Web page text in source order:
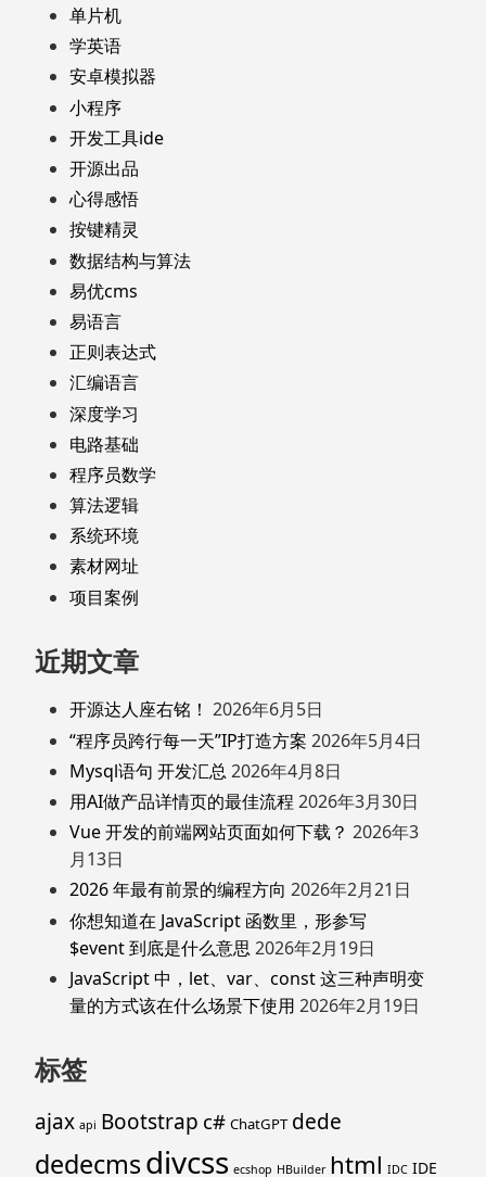
单片机
学英语
安卓模拟器
小程序
开发工具ide
开源出品
心得感悟
按键精灵
数据结构与算法
易优cms
易语言
正则表达式
汇编语言
深度学习
电路基础
程序员数学
算法逻辑
系统环境
素材网址
项目案例
近期文章
开源达人座右铭！ 2026年6月5日
“程序员跨行每一天”IP打造方案 2026年5月4日
Mysql语句 开发汇总 2026年4月8日
用AI做产品详情页的最佳流程 2026年3月30日
Vue 开发的前端网站页面如何下载？ 2026年3
月13日
2026 年最有前景的编程方向 2026年2月21日
你想知道在 JavaScript 函数里，形参写
$event 到底是什么意思 2026年2月19日
JavaScript 中，let、var、const 这三种声明变
量的方式该在什么场景下使用 2026年2月19日
标签
ajax api Bootstrap c# ChatGPT dede
dedecmsdivcss ecshop HBuilder html IDC IDE